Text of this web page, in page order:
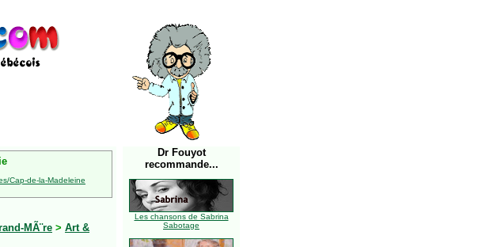
Cap-de-la-Madeleine
MÃ¨re > Art &
Dr Fouyot
recommande...
Les chansons de Sabrina
Sabotage